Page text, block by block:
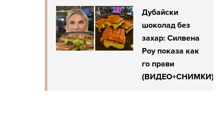
Дубайски
шоколад без
захар: Силвена
Роу показа как
го прави
(ВИДЕО+СНИМКИ)